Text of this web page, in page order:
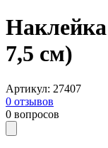
7,5 см)
Артикул: 27407
0 отзывов
0 вопросов